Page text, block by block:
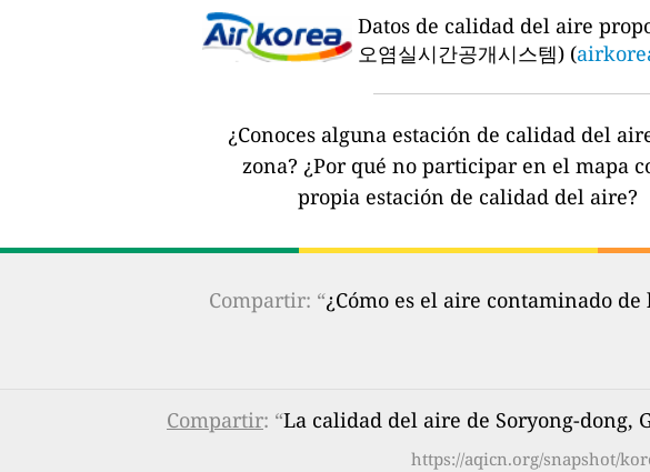
Datos de calidad del aire
오염실시간공개시스템) (
¿Conoces alguna estación de calidad del
zona? ¿Por qué no participar en el mapa
propia estación de calidad del aire?
Compartir: “¿Cómo es el aire contaminado
Compartir: “La calidad del aire de Soryong-dong,
https://aqicn.org/snapshot/